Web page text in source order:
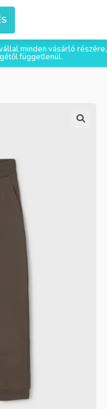
minden vásárló részére,
függetlenül.